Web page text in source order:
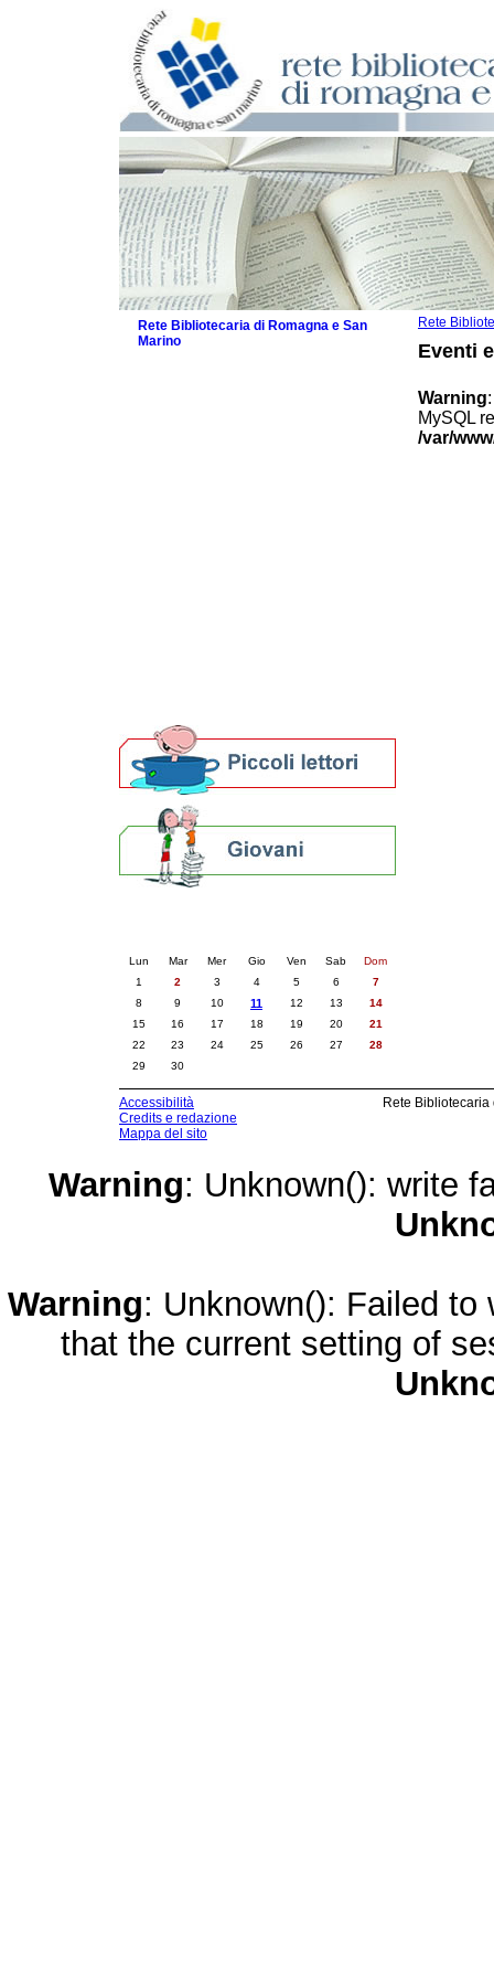
Rete
Eventi
Warning
MySQL
/var/
Rete Bibliotecaria di Romagna e San
Marino
Lun Mar Mer Gio Ven Sab
Dom
1
2 3 4 5 6
7
8
9 10 11 12 13
14
15
16 17 18 19 20
21
22
23 24 25 26 27
28
29
30
Accessibilità
Credits e redazione
Mappa del sito
Rete
Warning: Unknown(): write
Warning: Unknown(): Failed
that the current setting of